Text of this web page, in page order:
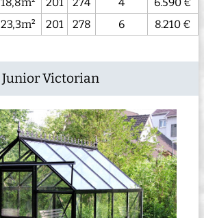
23,3m² 201 278 6 8.210 €
Junior Victorian